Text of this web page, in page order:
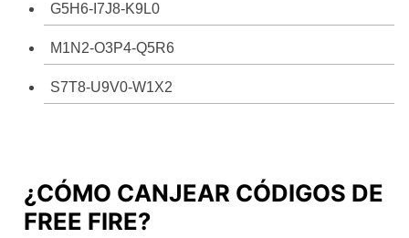
G5H6-I7J8-K9L0
M1N2-O3P4-Q5R6
S7T8-U9V0-W1X2
¿CÓMO CANJEAR CÓDIGOS DE
FREE FIRE?